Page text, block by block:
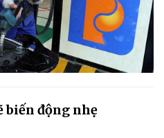
biến động nhẹ